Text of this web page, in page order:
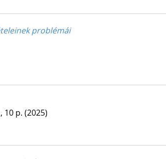
problémái
10 p. (2025)